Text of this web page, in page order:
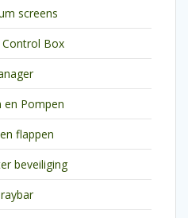
screens
Box
en Pompen
flappen
beveiliging